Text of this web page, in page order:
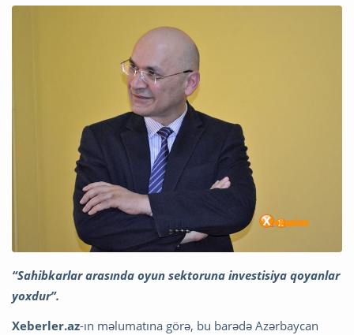
“Sahibkarlar arasında oyun sektoruna investisiya qoyanlar
yoxdur”.
Xeberler.az-ın məlumatına görə, bu barədə Azərbaycan